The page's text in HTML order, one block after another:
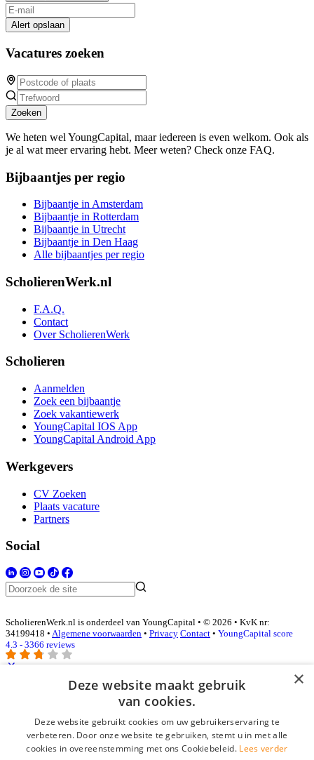
Alert opslaan
Vacatures zoeken
Zoeken
We heten wel YoungCapital, maar iedereen is even welkom. Ook als
je al wat meer ervaring hebt. Meer weten? Check onze FAQ.
Bijbaantjes per regio
Bijbaantje in Amsterdam
Bijbaantje in Rotterdam
Bijbaantje in Utrecht
Bijbaantje in Den Haag
Alle bijbaantjes per regio
ScholierenWerk.nl
F.A.Q.
Contact
Over ScholierenWerk
Scholieren
Aanmelden
Zoek een bijbaantje
Zoek vakantiewerk
YoungCapital IOS App
YoungCapital Android App
Werkgevers
CV Zoeken
Plaats vacature
Partners
Social
ScholierenWerk.nl is onderdeel van YoungCapital • © 2026 • KvK nr:
34199418 • Algemene voorwaarden • Privacy Contact • YoungCapital score
4.3 - 3366 reviews
Inloggen als bedrijf
E-mail*
Wachtwoord
×
Deze website maakt gebruik
van cookies.
Deze website gebruikt cookies om uw gebruikerservaring te
verbeteren. Door onze website te gebruiken, stemt u in met alle
cookies in overeenstemming met ons Cookiebeleid. Lees verder